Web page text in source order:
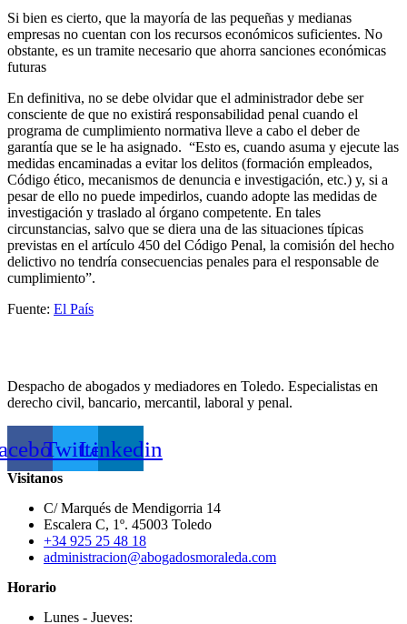
Si bien es cierto, que la mayoría de las pequeñas y medianas
empresas no cuentan con los recursos económicos suficientes. No
obstante, es un tramite necesario que ahorra sanciones económicas
futuras
En definitiva, no se debe olvidar que el administrador debe ser
consciente de que no existirá responsabilidad penal cuando el
programa de cumplimiento normativa lleve a cabo el deber de
garantía que se le ha asignado. “Esto es, cuando asuma y ejecute las
medidas encaminadas a evitar los delitos (formación empleados,
Código ético, mecanismos de denuncia e investigación, etc.) y, si a
pesar de ello no puede impedirlos, cuando adopte las medidas de
investigación y traslado al órgano competente. En tales
circunstancias, salvo que se diera una de las situaciones típicas
previstas en el artículo 450 del Código Penal, la comisión del hecho
delictivo no tendría consecuencias penales para el responsable de
cumplimiento”.
Fuente: El País
Despacho de abogados y mediadores en Toledo. Especialistas en
derecho civil, bancario, mercantil, laboral y penal.
TwitterLinkedin
Visitanos
C/ Marqués de Mendigorria 14
Escalera C, 1º. 45003 Toledo
+34 925 25 48 18
administracion@abogadosmoraleda.com
Horario
Lunes - Jueves: